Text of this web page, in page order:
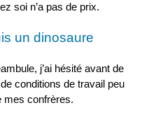
soi n’a pas de prix.
un dinosaure
j’ai hésité avant de
conditions de travail peu
mes confrères.